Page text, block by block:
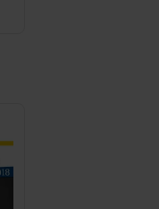
auf „Auswahl
(Art. 49 Abs. 1
über kein
– Schrems